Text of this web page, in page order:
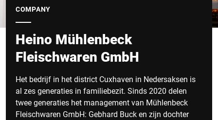
COMPANY
Heino Mühlenbeck
Fleischwaren GmbH
Het bedrijf in het district Cuxhaven in Nedersaksen is
al zes generaties in familiebezit. Sinds 2020 delen
twee generaties het management van Mühlenbeck
Fleischwaren GmbH: Gebhard Buck en zijn dochter